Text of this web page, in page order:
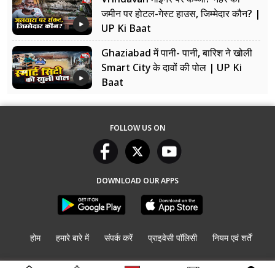
जमीन पर होटल-गेस्ट हाउस, जिम्मेदार कौन? |
UP Ki Baat
Ghaziabad में पानी- पानी, बारिश ने खोली
Smart City के दावों की पोल | UP Ki
Baat
FOLLOW US ON
DOWNLOAD OUR APPS
होम हमारे बारे में संपर्क करें प्राइवेसी पॉलिसी नियम एवं शर्तें